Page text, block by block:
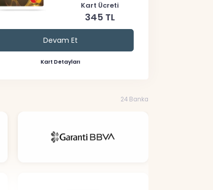
Kart Ücreti
345 TL
Devam Et
Kart Detayları
24 Banka